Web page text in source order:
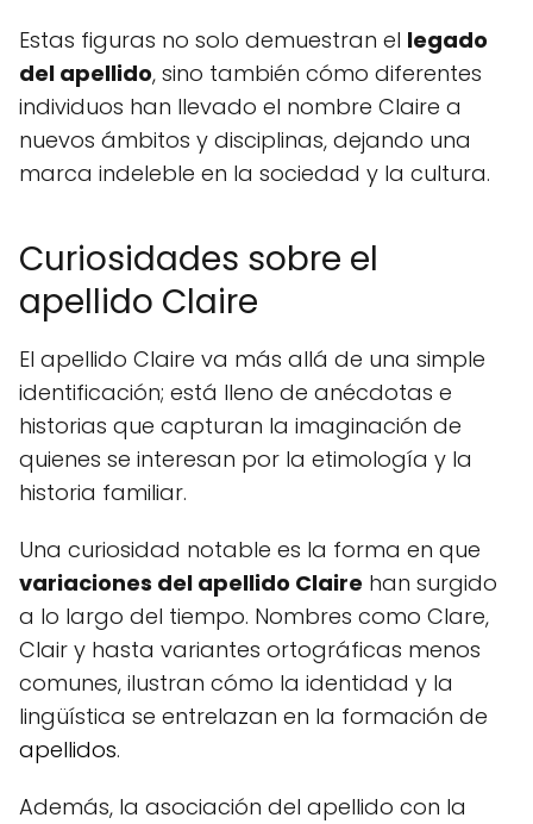
Estas figuras no solo demuestran el legado
del apellido, sino también cómo diferentes
individuos han llevado el nombre Claire a
nuevos ámbitos y disciplinas, dejando una
marca indeleble en la sociedad y la cultura.
Curiosidades sobre el
apellido Claire
El apellido Claire va más allá de una simple
identificación; está lleno de anécdotas e
historias que capturan la imaginación de
quienes se interesan por la etimología y la
historia familiar.
Una curiosidad notable es la forma en que
variaciones del apellido Claire han surgido
a lo largo del tiempo. Nombres como Clare,
Clair y hasta variantes ortográficas menos
comunes, ilustran cómo la identidad y la
lingüística se entrelazan en la formación de
apellidos.
Además, la asociación del apellido con la